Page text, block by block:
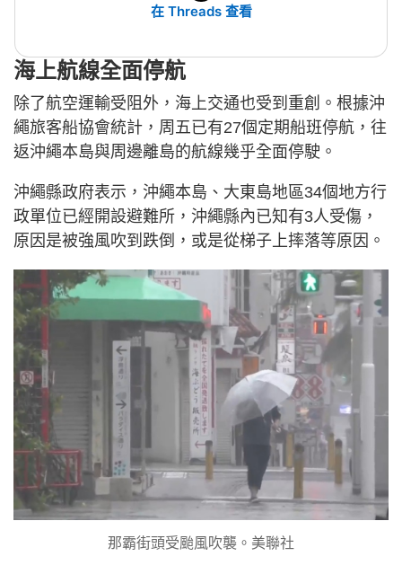
在 Threads 查看
海上航線全面停航
除了航空運輸受阻外，海上交通也受到重創。根據沖
繩旅客船協會統計，周五已有27個定期船班停航，往
返沖繩本島與周邊離島的航線幾乎全面停駛。
沖繩縣政府表示，沖繩本島、大東島地區34個地方行
政單位已經開設避難所，沖繩縣內已知有3人受傷，
原因是被強風吹到跌倒，或是從梯子上摔落等原因。
那霸街頭受颱風吹襲。美聯社